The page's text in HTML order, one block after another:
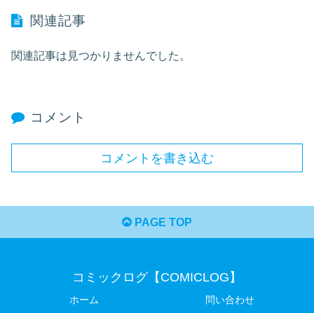
関連記事
関連記事は見つかりませんでした。
コメント
コメントを書き込む
PAGE TOP
コミックログ【COMICLOG】
ホーム
問い合わせ